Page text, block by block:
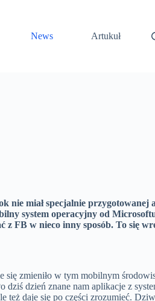
News Artukuł
nie miał specjalnie przygotowanej
system operacyjny od
z FB w nieco inny sposób. To się
się zmieniło w tym mobilnym
dzień znane nam aplikacje z
też daje się po części zrozumieć.